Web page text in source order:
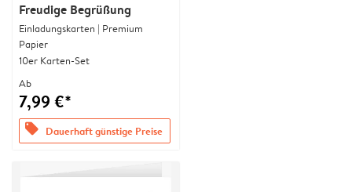
Freudige Begrüßung
Einladungskarten | Premium
Papier
10er Karten-Set
Ab
7,99 €*
offers Dauerhaft günstige Preise